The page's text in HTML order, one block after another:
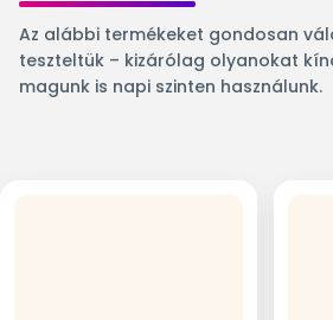
Az alábbi termékeket gondosan
teszteltük – kizárólag olyanokat
magunk is napi szinten használunk.